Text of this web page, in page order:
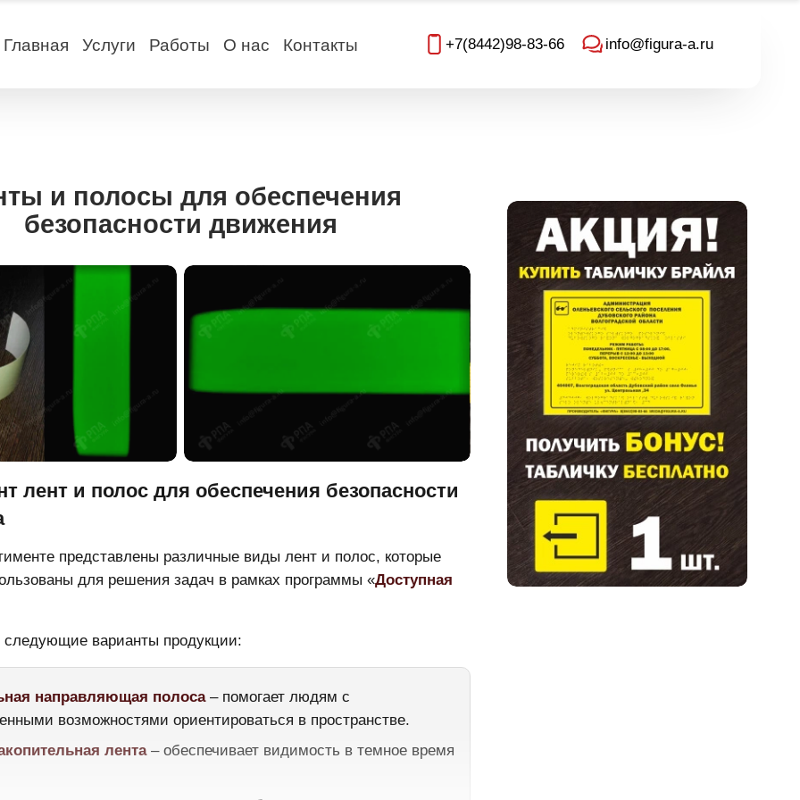
Главная Услуги Работы О нас Контакты +7(8442)98-83-66 info@figura-a.ru
и полосы для обеспечения
безопасности движения
лент и полос для обеспечения безопасности
представлены различные виды лент и полос, которые
для решения задач в рамках программы «Доступная
варианты продукции:
направляющая полоса– помогает людям с
возможностями ориентироваться в пространстве.
лента– обеспечивает видимость в темное время